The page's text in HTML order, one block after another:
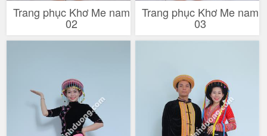
Trang phục Khơ Me nam
02
Trang phục Khơ Me nam
03